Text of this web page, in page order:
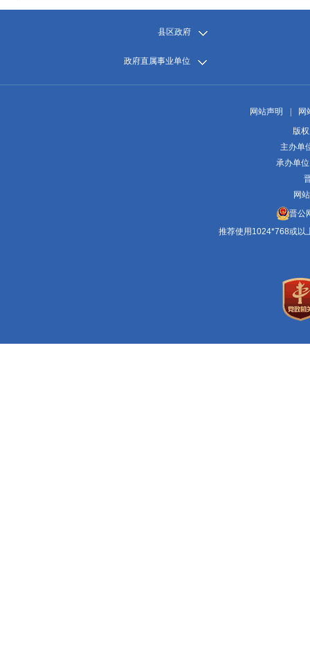
县区政府
政府直属事业单位
网站声明
网
版
主办单
承办单
网
晋公
推荐使用1024*768或以